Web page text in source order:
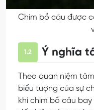
Chim bồ câu được
1.2 Ý nghĩa
Theo quan niệm
biểu tượng của sự
khi chim bồ câu